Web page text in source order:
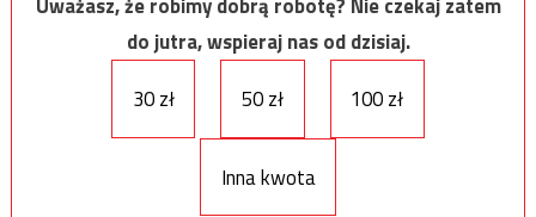
Uważasz, że robimy dobrą robotę? Nie czekaj zatem
do jutra, wspieraj nas od dzisiaj.
30 zł
50 zł 100 zł
Inna kwota